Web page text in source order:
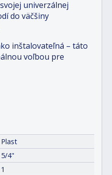
univerzálnej
do väčšiny
inštalovateľná – táto
voľbou pre
Plast
5/4"
1